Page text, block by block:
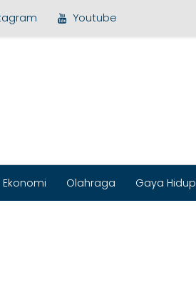
Youtube
Ekonomi Olahraga Gaya Hidup